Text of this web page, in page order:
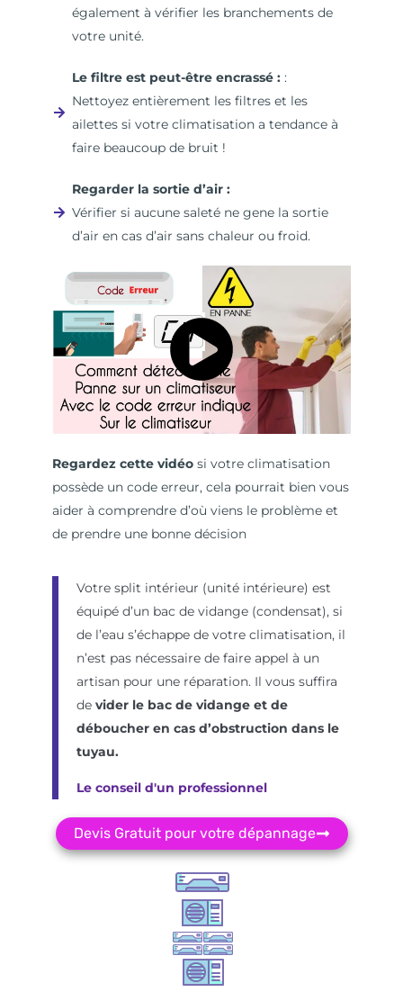
également à vérifier les branchements de
votre unité.
Le filtre est peut-être encrassé : :
Nettoyez entièrement les filtres et les
ailettes si votre climatisation a tendance à
faire beaucoup de bruit !
Regarder la sortie d’air :
Vérifier si aucune saleté ne gene la sortie
d’air en cas d’air sans chaleur ou froid.
Regardez cette vidéosi votre climatisation
possède un code erreur, cela pourrait bien vous
aider à comprendre d’où viens le problème et
de prendre une bonne décision
Votre split intérieur (unité intérieure) est
équipé d’un bac de vidange (condensat), si
de l’eau s’échappe de votre climatisation, il
n’est pas nécessaire de faire appel à un
artisan pour une réparation. Il vous suffira
devider le bac de vidange et de
déboucher en cas d’obstruction dans le
tuyau.
Le conseil d'un professionnel
Devis Gratuit pour votre dépannage